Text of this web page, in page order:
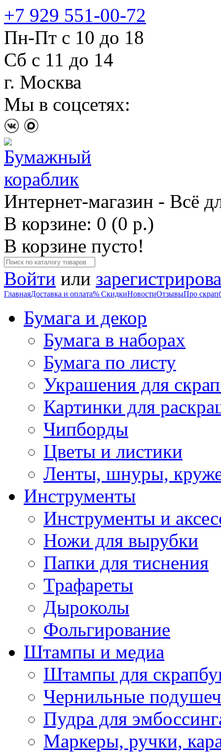
+7 929 551-00-72
Пн-Пт с 10 до 18
Сб с 11 до 14
г. Москва
Мы в соцсетях:
Интернет-магазин - Всё
В корзине: 0 (0 р.)
В корзине пусто!
Войти или
ГлавнаяДоставка и оплата% СкидкиНовостиОтзывыПро
Бумага и декор
Бумага в наборах
Бумага по листу
Украшения для
Картинки для
Чипборды
Цветы и листики
Ленты, шнуры,
Инструменты
Инструменты и
Ножи для вырубки
Папки для тиснения
Трафареты
Дыроколы
Фольгирование
Штампы и медиа
Штампы для
Чернильные
Пудра для
Маркеры, ручки,